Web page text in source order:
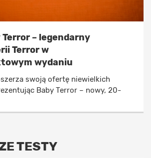
Terror – legendarny
Terror w
wydaniu
swoją ofertę niewielkich
Baby Terror – nowy, 20-
TESTY